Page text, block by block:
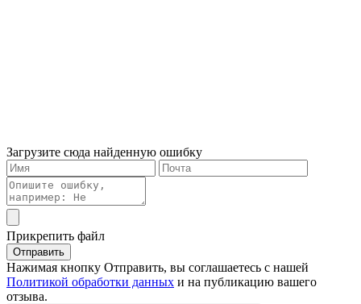
Загрузите сюда найденную ошибку
Прикрепить файл
Отправить
Нажимая кнопку Отправить, вы соглашаетесь с нашей
Политикой обработки данных и на публикацию вашего
отзыва.